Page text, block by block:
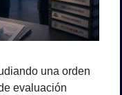
una orden
evaluación